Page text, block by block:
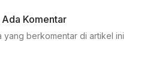
Komentar
yang berkomentar di artikel ini